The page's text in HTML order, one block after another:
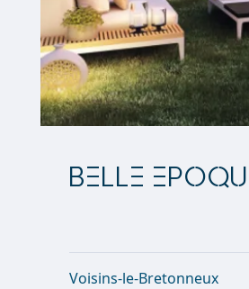
BELLE
Voisins-le-Bretonneux